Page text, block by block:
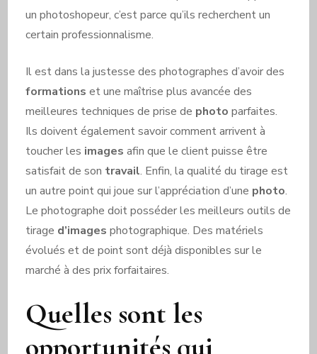
un photoshopeur, c’est parce qu’ils recherchent un
certain professionnalisme.
Il est dans la justesse des photographes d’avoir des
formations et une maîtrise plus avancée des
meilleures techniques de prise de photo parfaites.
Ils doivent également savoir comment arrivent à
toucher les images afin que le client puisse être
satisfait de son travail. Enfin, la qualité du tirage est
un autre point qui joue sur l’appréciation d’une photo.
Le photographe doit posséder les meilleurs outils de
tirage d’images photographique. Des matériels
évolués et de point sont déjà disponibles sur le
marché à des prix forfaitaires.
Quelles sont les
opportunités qui